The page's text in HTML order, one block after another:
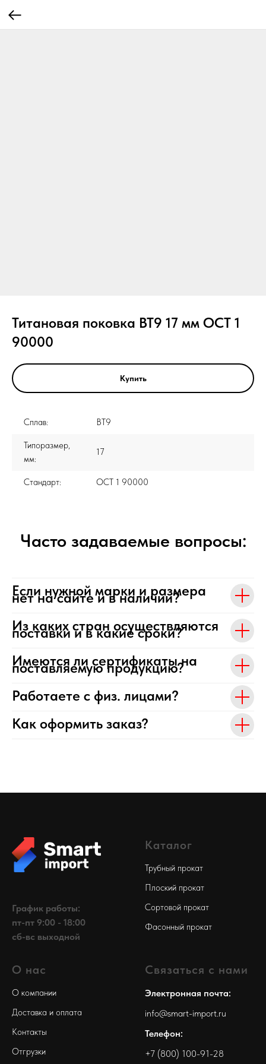
Титановая поковка ВТ9 17 мм ОСТ 1
90000
Купить
Сплав: ВТ9
Типоразмер,
мм:
17
Стандарт: ОСТ 1 90000
Часто задаваемые вопросы:
Если нужной марки и размера
нет на сайте и в наличии?
Из каких стран осуществляются
поставки и в какие сроки?
Имеются ли сертификаты на
поставляемую продукцию?
Работаете с физ. лицами?
Как оформить заказ?
График работы:
пт-пт 9:00 - 18:00
сб-вс выходной
Каталог
Трубный прокат
Плоский прокат
Сортовой прокат
Фасонный прокат
О нас
О компании
Доставка и оплата
Контакты
Отгрузки
Связаться с нами
Электронная почта:
info@smart-import.ru
Телефон:
+7 (800) 100-91-28